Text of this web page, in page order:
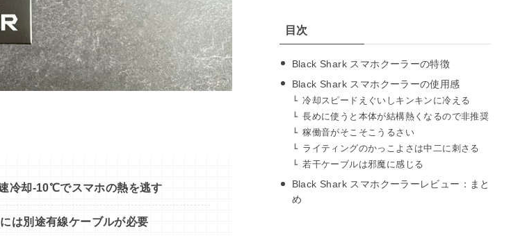
冷却-10℃でスマホの熱を逃す
は別途有線ケーブルが必要
目次
Black Shark スマホクーラーの特徴
Black Shark スマホクーラーの使用感
冷却スピードえぐいしキンキンに冷える
長めに使うと本体が結構熱くなるので非推奨
稼働音がそこそこうるさい
ライティングのかっこよさは中二に刺さる
若干ケーブルは邪魔に感じる
Black Shark スマホクーラーレビュー：まと
め